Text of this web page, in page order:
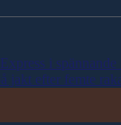
i spännande
jakt efter femte